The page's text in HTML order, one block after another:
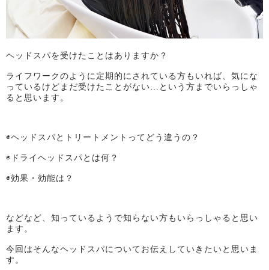
ヘッドスパを受けたことはありますか？
ライフワークのように定期的にされている方もいれば、気にな
っているけどまだ受けたことがない…という方までいらっしゃ
ると思います。
◉ヘッドスパとトリートメントってどう違うの？
◉ドライヘッドスパとは何？
◉効果・効能は？
などなど、知っているようで知らない方もいらっしゃると思い
ます。
今回はそんなヘッドスパについてお伝えしていきたいと思いま
す。